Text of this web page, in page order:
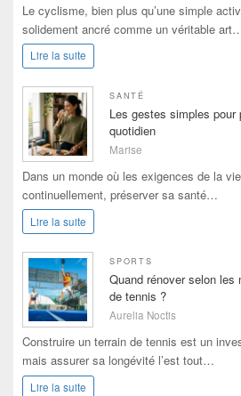
Le cyclisme, bien plus qu’une simple
solidement ancré comme un véritable
Lire la suite
SANTÉ
Les gestes simples pour
quotidien
Marise
Dans un monde où les exigences de la
continuellement, préserver sa santé…
Lire la suite
SPORTS
Quand rénover selon
de tennis ?
Aurelia Noctis
Construire un terrain de tennis est un
mais assurer sa longévité l’est tout…
Lire la suite